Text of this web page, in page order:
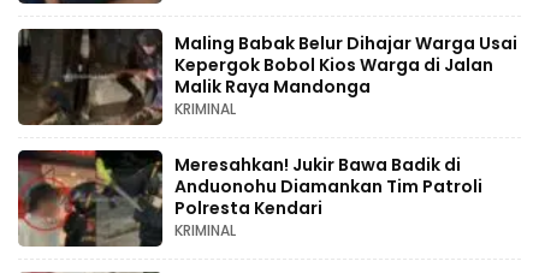
Maling Babak Belur Dihajar Warga Usai
Kepergok Bobol Kios Warga di Jalan
Malik Raya Mandonga
KRIMINAL
Meresahkan! Jukir Bawa Badik di
Anduonohu Diamankan Tim Patroli
Polresta Kendari
KRIMINAL